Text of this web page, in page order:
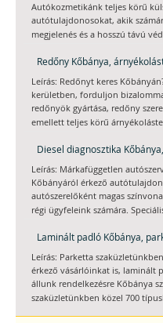
Autókozmetikánk teljes körű
autótulajdonosokat, akik
megjelenés és a hosszú távú
Redőny Kőbánya,
Leírás: Redőnyt keres
kerületben, forduljon
redőnyök gyártása, redőny
emellett teljes körű
Diesel diagnosztika
Leírás: Márkafüggetlen
Kőbányáról érkező
autószerelőként magas
régi ügyfeleink számára.
Laminált padló Kőbánya,
Leírás: Parketta
érkező vásárlóinkat is, laminált
állunk rendelkezésre Kőbánya
szaküzletünkben közel 700